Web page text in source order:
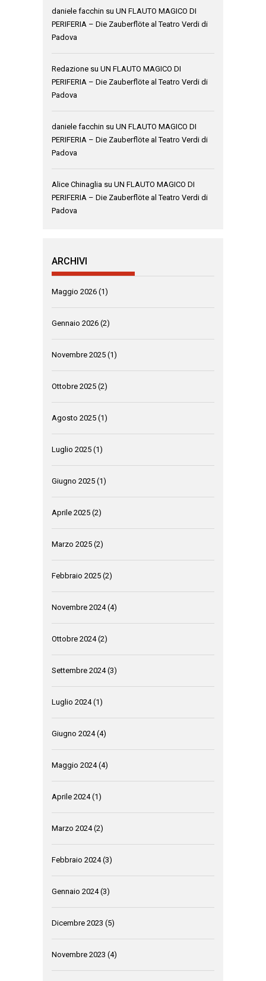
daniele facchin su UN FLAUTO MAGICO DI
PERIFERIA – Die Zauberflöte al Teatro Verdi di
Padova
Redazione su UN FLAUTO MAGICO DI
PERIFERIA – Die Zauberflöte al Teatro Verdi di
Padova
daniele facchin su UN FLAUTO MAGICO DI
PERIFERIA – Die Zauberflöte al Teatro Verdi di
Padova
Alice Chinaglia su UN FLAUTO MAGICO DI
PERIFERIA – Die Zauberflöte al Teatro Verdi di
Padova
ARCHIVI
Maggio 2026 (1)
Gennaio 2026 (2)
Novembre 2025 (1)
Ottobre 2025 (2)
Agosto 2025 (1)
Luglio 2025 (1)
Giugno 2025 (1)
Aprile 2025 (2)
Marzo 2025 (2)
Febbraio 2025 (2)
Novembre 2024(4)
Ottobre 2024(2)
Settembre 2024(3)
Luglio 2024(1)
Giugno 2024(4)
Maggio 2024(4)
Aprile 2024(1)
Marzo 2024(2)
Febbraio 2024(3)
Gennaio 2024(3)
Dicembre 2023 (5)
Novembre 2023 (4)